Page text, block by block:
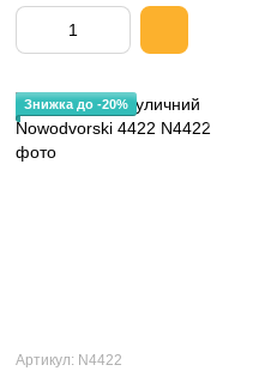
Знижка до -20%
Артикул: N4422